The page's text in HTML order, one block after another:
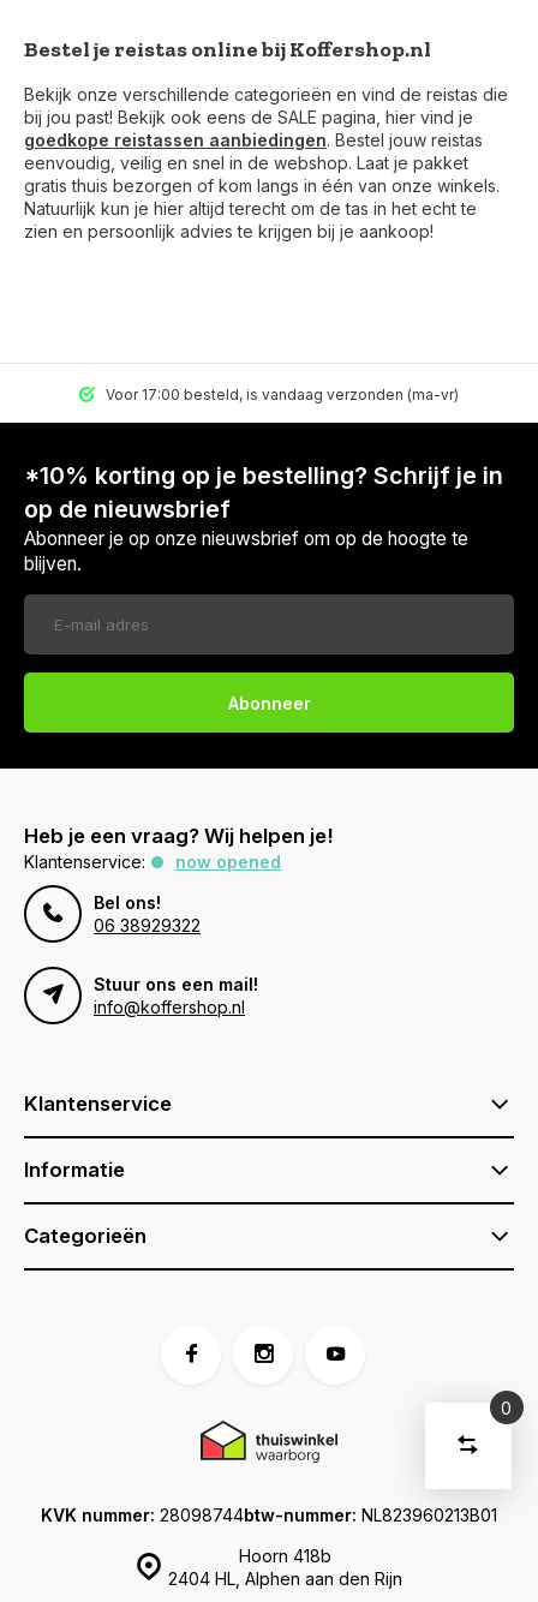
Bestel je reistas online bij Koffershop.nl
Bekijk onze verschillende categorieën en vind de reistas die
bij jou past! Bekijk ook eens de SALE pagina, hier vind je
goedkope reistassen aanbiedingen. Bestel jouw reistas
eenvoudig, veilig en snel in de webshop. Laat je pakket
gratis thuis bezorgen of kom langs in één van onze winkels.
Natuurlijk kun je hier altijd terecht om de tas in het echt te
zien en persoonlijk advies te krijgen bij je aankoop!
Voor 17:00 besteld, is vandaag verzonden (ma-vr)
*10% korting op je bestelling? Schrijf je in
op de nieuwsbrief
Abonneer je op onze nieuwsbrief om op de hoogte te
blijven.
Abonneer
Heb je een vraag? Wij helpen je!
Klantenservice:
now opened
Bel ons!
06 38929322
Stuur ons een mail!
info@koffershop.nl
Klantenservice
Informatie
Categorieën
Hoorn 418b
2404 HL, Alphen aan den Rijn
KVK nummer: 28098744btw-nummer: NL823960213B01
0
Vergelijk
Verwijder
alle
producten
U
heeft
Start